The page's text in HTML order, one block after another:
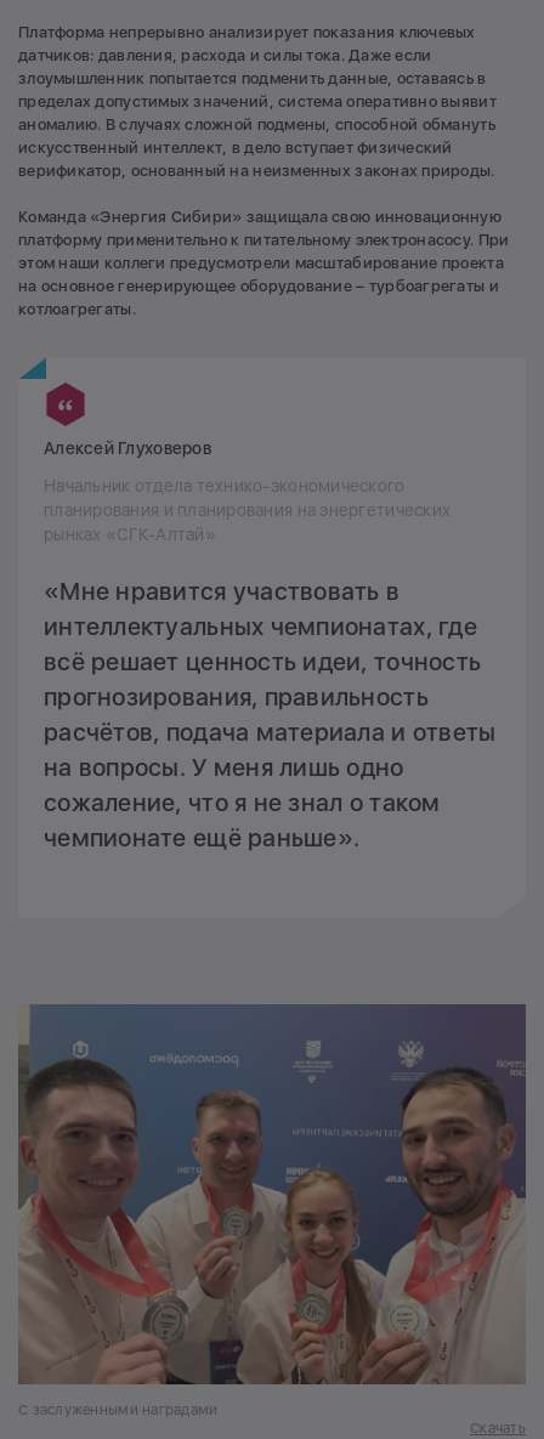
Платформа непрерывно анализирует показания ключевых
датчиков: давления, расхода и силы тока. Даже если
злоумышленник попытается подменить данные, оставаясь в
пределах допустимых значений, система оперативно выявит
аномалию. В случаях сложной подмены, способной обмануть
искусственный интеллект, в дело вступает физический
верификатор, основанный на неизменных законах природы.
Команда «Энергия Сибири» защищала свою инновационную
платформу применительно к питательному электронасосу. При
этом наши коллеги предусмотрели масштабирование проекта
на основное генерирующее оборудование – турбоагрегаты и
котлоагрегаты.
Алексей Глуховеров
Начальник отдела технико-экономического
планирования и планирования на энергетических
рынках «СГК-Алтай»
«Мне нравится участвовать в
интеллектуальных чемпионатах, где
всё решает ценность идеи, точность
прогнозирования, правильность
расчётов, подача материала и ответы
на вопросы. У меня лишь одно
сожаление, что я не знал о таком
чемпионате ещё раньше».
С заслуженными наградами
Скачать